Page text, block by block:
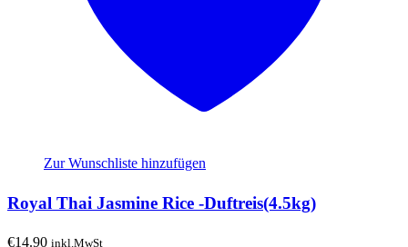
Zur Wunschliste hinzufügen
Royal Thai Jasmine Rice -Duftreis(4.5kg)
€14.90 inkl.MwSt